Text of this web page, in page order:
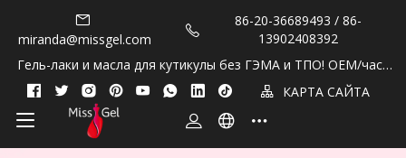
miranda@missgel.com
86-20-36689493 / 86-
13902408392
Гель-лаки и масла для кутикулы без ГЭМА и ТПО! OEM/част
ная марка!
КАРТА САЙТА